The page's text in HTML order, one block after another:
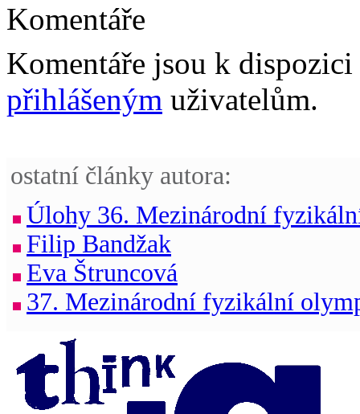
Komentáře
Komentáře jsou k
přihlášeným uživatelům.
ostatní články autora:
Úlohy 36. Mezinárodní
Filip Bandžak
Eva Štruncová
37. Mezinárodní fyzikální